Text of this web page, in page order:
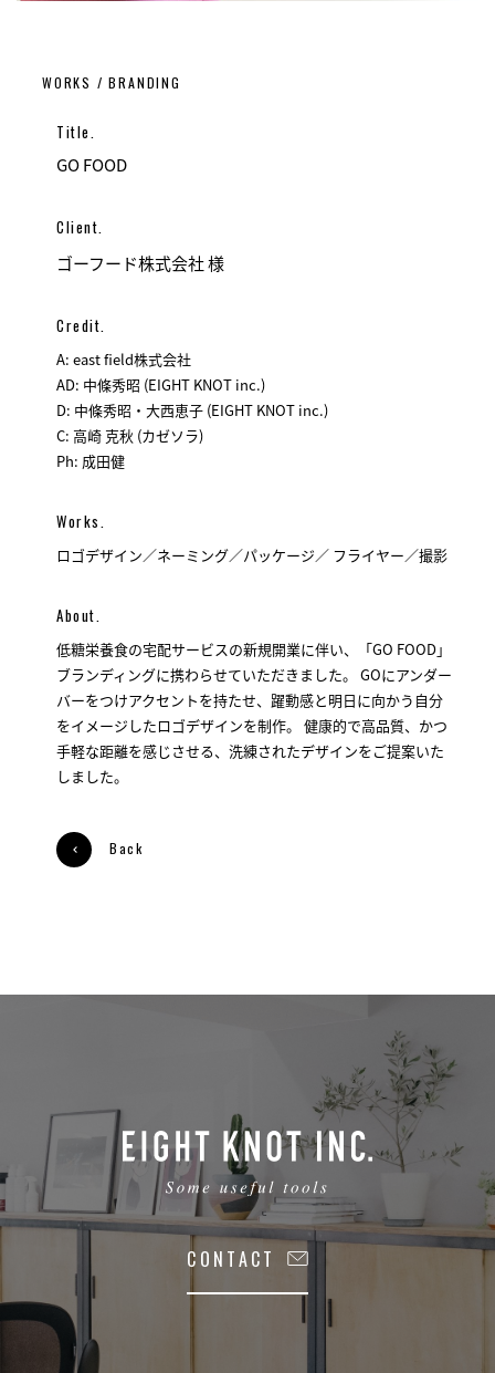
WORKS / BRANDING
Title.
GO FOOD
Client.
ゴーフード株式会社 様
Credit.
A: east field株式会社
AD: 中條秀昭 (EIGHT KNOT inc.)
D: 中條秀昭・大西恵子 (EIGHT KNOT inc.)
C: 高崎 克秋 (カゼソラ)
Ph: 成田健
Works.
ロゴデザイン／ネーミング／パッケージ／ フライヤー／撮影
About.
低糖栄養食の宅配サービスの新規開業に伴い、「GO FOOD」
ブランディングに携わらせていただきました。 GOにアンダー
バーをつけアクセントを持たせ、躍動感と明日に向かう自分
をイメージしたロゴデザインを制作。 健康的で高品質、かつ
手軽な距離を感じさせる、洗練されたデザインをご提案いた
しました。
Back
CONTACT